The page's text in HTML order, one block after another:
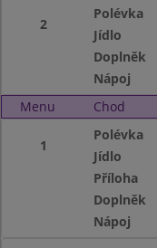
2
Polévka
Jídlo
Doplněk
Nápoj
Menu
Chod
1
Polévka
Jídlo
Příloha
Doplněk
Nápoj